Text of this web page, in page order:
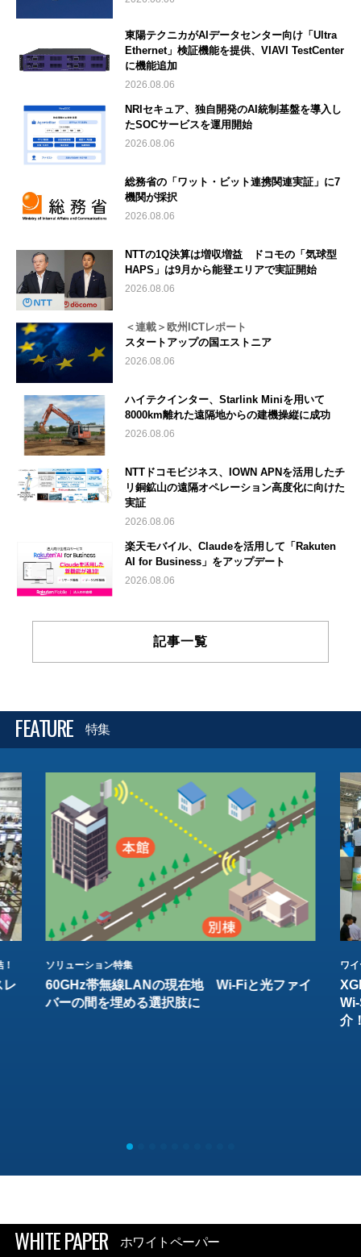
東陽テクニカがAIデータセンター向け「Ultra
Ethernet」検証機能を提供、VIAVI TestCenter
に機能追加
2026.08.06
NRIセキュア、独自開発のAI統制基盤を導入し
たSOCサービスを運用開始
2026.08.06
総務省の「ワット・ビット連携関連実証」に7
機関が採択
2026.08.06
NTTの1Q決算は増収増益 ドコモの「気球型
HAPS」は9月から能登エリアで実証開始
2026.08.06
＜連載＞欧州ICTレポート
スタートアップの国エストニア
2026.08.06
ハイテクインター、Starlink Miniを用いて
8000km離れた遠隔地からの建機操縦に成功
2026.08.06
NTTドコモビジネス、IOWN APNを活用したチ
リ銅鉱山の遠隔オペレーション高度化に向けた
実証
2026.08.06
楽天モバイル、Claudeを活用して「Rakuten
AI for Business」をアップデート
2026.08.06
記事一覧
FEATURE 特集
レ
ソリューション特集
60GHz帯無線LANの現在地 Wi-Fiと光ファイ
バーの間を埋める選択肢に
ワ
介
WHITE PAPER ホワイトペーパー